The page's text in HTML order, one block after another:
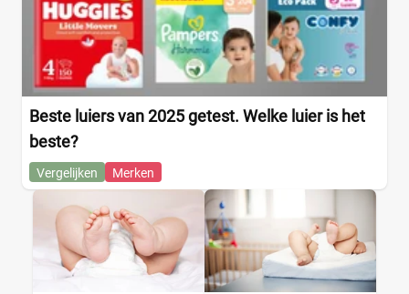
Beste luiers van 2025 getest. Welke luier is het
beste?
Vergelijken Merken